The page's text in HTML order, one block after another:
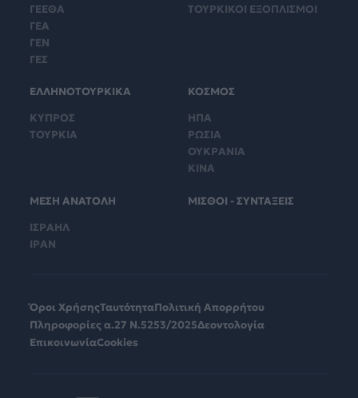
ΓΕΕΘΑ
ΓΕΑ
ΓΕΝ
ΓΕΣ
ΤΟΥΡΚΙΚΟΙ ΕΞΟΠΛΙΣΜΟΙ
ΕΛΛΗΝΟΤΟΥΡΚΙΚΑ
ΚΥΠΡΟΣ
ΤΟΥΡΚΙΑ
ΚΟΣΜΟΣ
ΗΠΑ
ΡΩΣΙΑ
ΟΥΚΡΑΝΙΑ
ΚΙΝΑ
ΜΕΣΗ ΑΝΑΤΟΛΗ
ΙΣΡΑΗΛ
ΙΡΑΝ
ΜΙΣΘΟΙ - ΣΥΝΤΑΞΕΙΣ
Όροι ΧρήσηςΤαυτότηταΠολιτική Απορρήτου
Πληροφορίες α.27 Ν.5253/2025Δεοντολογία
ΕπικοινωνίαCookies